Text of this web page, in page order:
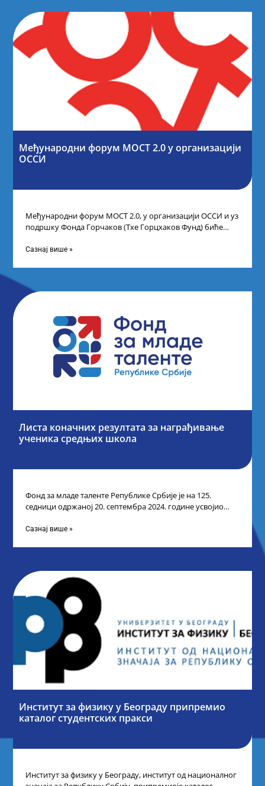
Међународни форум МОСТ 2.0 у организацији
ОССИ
Међународни форум МОСТ 2.0, у организацији ОССИ и уз
подршку Фонда Горчаков (Тхе Горцхаков Фунд) биће
Сазнај више »
Листа коначних резултата за награђивање
ученика средњих школа
Фонд за младе таленте Републике Србије је на 125.
седници одржаној 20. септембра 2024. године усвојио
Сазнај више »
Институт за физику у Београду припремио
каталог студентских пракси
Институт за физику у Београду, институт од националног